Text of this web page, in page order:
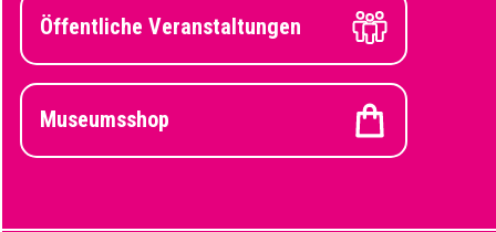
Öffentliche Veranstaltungen
Museumsshop